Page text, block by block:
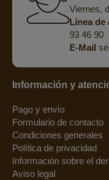
Viernes,
Línea de
93 46 90
E-Mail
Información y
Pago y envío
Formulario de contacto
Condiciones generales
Política de privacidad
Información sobre el
Aviso legal